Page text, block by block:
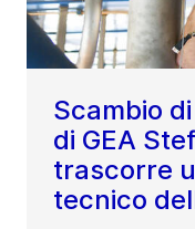
Scambio
di GEA
trascorre
tecnico